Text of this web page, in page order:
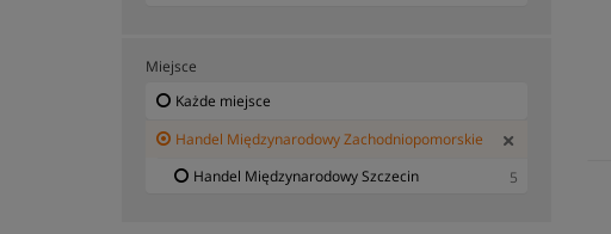
Miejsce
Każde miejsce
Handel Międzynarodowy Zachodniopomorskie
Handel Międzynarodowy Szczecin
5